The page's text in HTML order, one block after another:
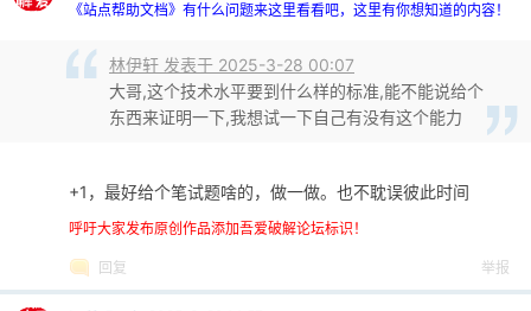
《站点帮助文档》有什么问题来这里看看吧，这里有你想知道的内容！
林伊轩 发表于 2025-3-28 00:07
大哥,这个技术水平要到什么样的标准,能不能说给个
东西来证明一下,我想试一下自己有没有这个能力
+1，最好给个笔试题啥的，做一做。也不耽误彼此时间
呼吁大家发布原创作品添加吾爱破解论坛标识！
回复 举报